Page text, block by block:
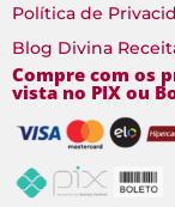
Política de
Blog Divina
Compre com os
vista no PIX ou